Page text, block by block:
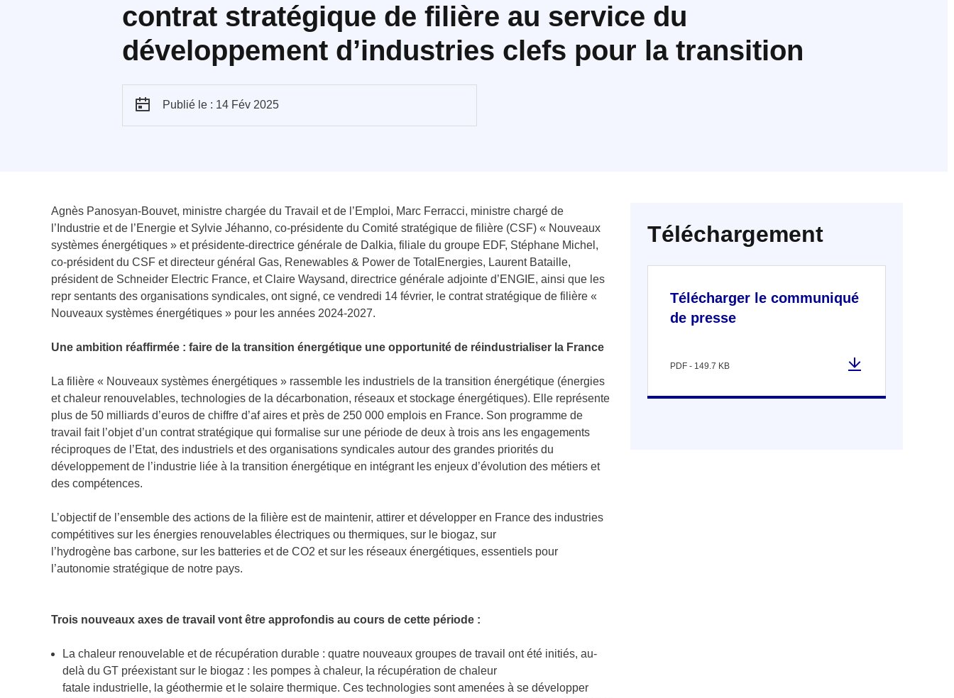
contrat stratégique de filière au service du
développement d’industries clefs pour la transition
Publié le : 14 Fév 2025
Agnès Panosyan-Bouvet, ministre chargée du Travail et de l’Emploi, Marc Ferracci, ministre chargé de
l’Industrie et de l’Energie et Sylvie Jéhanno, co-présidente du Comité stratégique de filière (CSF) « Nouveaux
systèmes énergétiques » et présidente-directrice générale de Dalkia, filiale du groupe EDF, Stéphane Michel,
co-président du CSF et directeur général Gas, Renewables & Power de TotalEnergies, Laurent Bataille,
président de Schneider Electric France, et Claire Waysand, directrice générale adjointe d’ENGIE, ainsi que les
repr sentants des organisations syndicales, ont signé, ce vendredi 14 février, le contrat stratégique de filière «
Nouveaux systèmes énergétiques » pour les années 2024-2027.
Une ambition réaffirmée : faire de la transition énergétique une opportunité de réindustrialiser la France
La filière « Nouveaux systèmes énergétiques » rassemble les industriels de la transition énergétique (énergies
et chaleur renouvelables, technologies de la décarbonation, réseaux et stockage énergétiques). Elle représente
plus de 50 milliards d’euros de chiffre d’af aires et près de 250 000 emplois en France. Son programme de
travail fait l’objet d’un contrat stratégique qui formalise sur une période de deux à trois ans les engagements
réciproques de l’Etat, des industriels et des organisations syndicales autour des grandes priorités du
développement de l’industrie liée à la transition énergétique en intégrant les enjeux d’évolution des métiers et
des compétences.
L’objectif de l’ensemble des actions de la filière est de maintenir, attirer et développer en France des industries
compétitives sur les énergies renouvelables électriques ou thermiques, sur le biogaz, sur
l’hydrogène bas carbone, sur les batteries et de CO2 et sur les réseaux énergétiques, essentiels pour
l’autonomie stratégique de notre pays.
Trois nouveaux axes de travail vont être approfondis au cours de cette période :
La chaleur renouvelable et de récupération durable : quatre nouveaux groupes de travail ont été initiés, au-
delà du GT préexistant sur le biogaz : les pompes à chaleur, la récupération de chaleur
fatale industrielle, la géothermie et le solaire thermique. Ces technologies sont amenées à se développer
Téléchargement
Télécharger le communiqué
de presse
PDF - 149.7 KB